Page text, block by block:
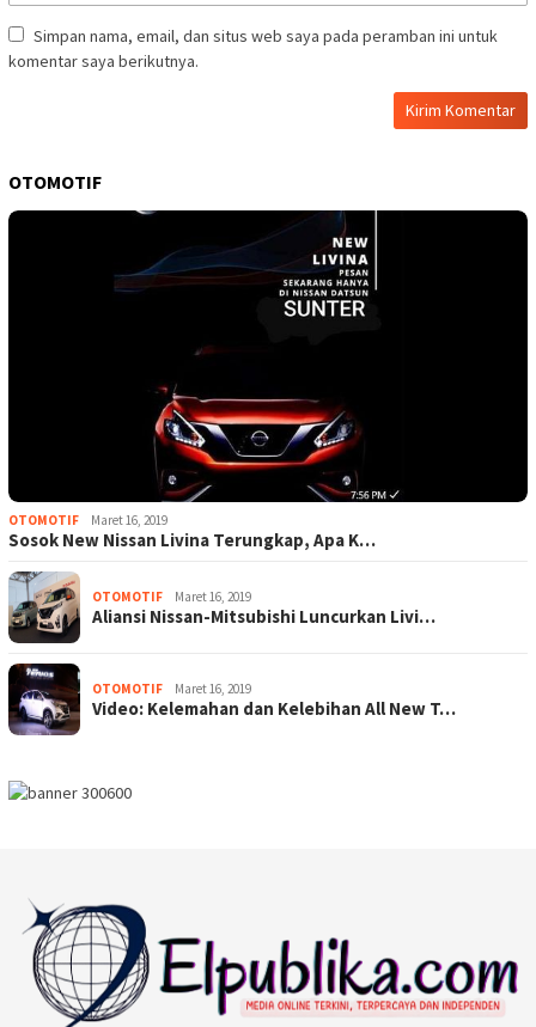
Simpan nama, email, dan situs web saya pada peramban ini untuk
komentar saya berikutnya.
OTOMOTIF
OTOMOTIF Maret 16, 2019
Sosok New Nissan Livina Terungkap, Apa K…
OTOMOTIF Maret 16, 2019
Aliansi Nissan-Mitsubishi Luncurkan Livi…
OTOMOTIF Maret 16, 2019
Video: Kelemahan dan Kelebihan All New T…